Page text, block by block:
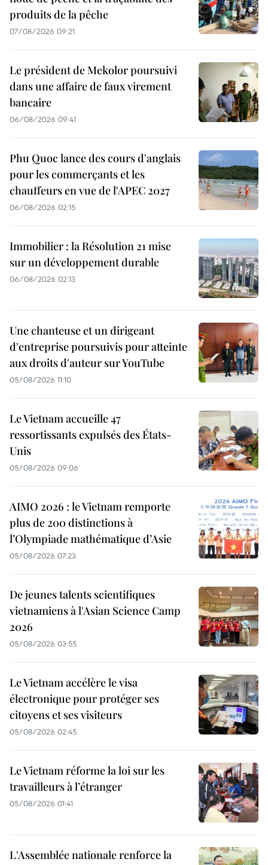
produits de la pêche
07/08/2026 09:21
Le président de Mekolor poursuivi
dans une affaire de faux virement
bancaire
06/08/2026 09:41
Phu Quoc lance des cours d'anglais
pour les commerçants et les
chauffeurs en vue de l'APEC 2027
06/08/2026 02:15
Immobilier : la Résolution 21 mise
sur un développement durable
06/08/2026 02:13
Une chanteuse et un dirigeant
d'entreprise poursuivis pour atteinte
aux droits d'auteur sur YouTube
05/08/2026 11:10
Le Vietnam accueille 47
ressortissants expulsés des États-
Unis
05/08/2026 09:06
AIMO 2026 : le Vietnam remporte
plus de 200 distinctions à
l’Olympiade mathématique d’Asie
05/08/2026 07:23
De jeunes talents scientifiques
vietnamiens à l'Asian Science Camp
2026
05/08/2026 03:55
Le Vietnam accélère le visa
électronique pour protéger ses
citoyens et ses visiteurs
05/08/2026 02:45
Le Vietnam réforme la loi sur les
travailleurs à l’étranger
05/08/2026 01:41
L'Assemblée nationale renforce la